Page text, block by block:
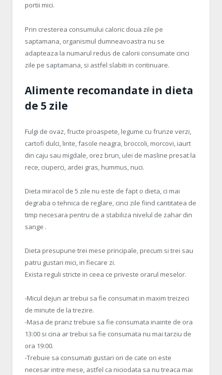
portii mici.
Prin cresterea consumului caloric doua zile pe
saptamana, organismul dumneavoastra nu se
adapteaza la numarul redus de calorii consumate cinci
zile pe saptamana, si astfel slabiti in continuare.
Alimente recomandate in dieta
de 5 zile
Fulgi de ovaz, fructe proaspete, legume cu frunze verzi,
cartofi dulci, linte, fasole neagra, broccoli, morcovi, iaurt
din caju sau migdale, orez brun, ulei de masline presat la
rece, ciuperci, ardei gras, hummus, nuci.
Dieta miracol de 5 zile nu este de fapt o dieta, ci mai
degraba o tehnica de reglare, cinci zile fiind cantitatea de
timp necesara pentru de a stabiliza nivelul de zahar din
sange .
Dieta presupune trei mese principale, precum si trei sau
patru gustari mici, in fiecare zi.
Exista reguli stricte in ceea ce priveste orarul meselor.
-Micul dejun ar trebui sa fie consumat in maxim treizeci
de minute de la trezire.
-Masa de pranz trebuie sa fie consumata inainte de ora
13:00 si cina ar trebui sa fie consumata nu mai tarziu de
ora 19:00.
-Trebuie sa consumati gustari ori de cate ori este
necesar intre mese, astfel ca niciodata sa nu treaca mai